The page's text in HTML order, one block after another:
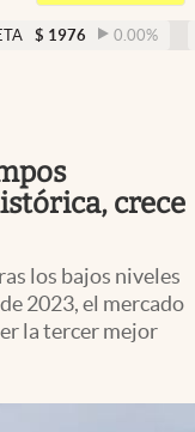
0.00% DÓLAR
crece
los bajos niveles
2023, el mercado
la tercer mejor